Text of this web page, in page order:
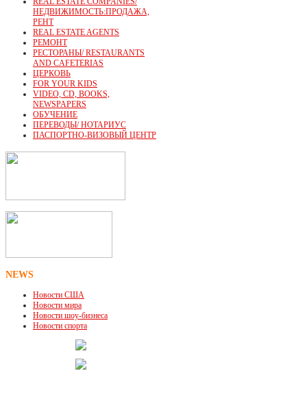
НЕДВИЖИМОСТЬ:ПРОДАЖА,
РЕНТ
REAL ESTATE AGENTS
РЕМОНТ
РЕСТОРАНЫ/ RESTAURANTS
AND CAFETERIAS
ЦЕРКОВЬ
FOR YOUR KIDS
VIDEO, CD, BOOKS,
NEWSPAPERS
ОБУЧЕНИЕ
ПЕРЕВОДЫ/ НОТАРИУС
ПАСПОРТНО-ВИЗОВЫЙ ЦЕНТР
NEWS
Новости США
Новости мира
Новости шоу-бизнеса
Новости спорта